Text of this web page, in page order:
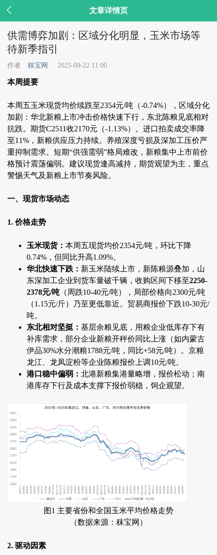
 文章详情页
供需博弈加剧：区域分化明显，玉米市场等
待新季指引
作者 秣宝网 2025-09-22 11:00
本周提要
本周五玉米现货均价续跌至2354元/吨（-0.74%），区域分化
加剧：华北新粮上市冲击价格快速下行，东北陈粮见底相对
抗跌。期货C2511收2170元（-1.13%）。进口拍卖成交率降
至11%，新粮供应压力持续。养殖深度亏损及深加工压价严
重抑制需求。短期“供强需弱”格局难改，新粮集中上市前价
格预计震荡偏弱。建议现货逢高减持，期货观望为主，重点
警惕天气及新粮上市节奏风险。
一、现货市场动态
1. 价格走势
玉米现货： 本周五现货均价2354元/吨，环比下降
0.74%，但同比升高1.09%。
华北快速下跌： 新玉米陆续上市，新陈粮源叠加，山
东深加工企业到货车量破千辆，收购区间下移至2250-
2378元/吨 （周跌10-40元/吨），局部价格向2300元/吨
（1.15元/斤）乃至更低靠近。贸易商报价下跌10-30元/
吨。
东北相对坚挺： 基层余粮见底，用粮企业低库存下有
补库需求，部分企业新粮开秤价同比上涨（如内蒙古
伊品30%水分潮粮1788元/吨，同比+58元/吨）。京粮
龙江、龙凤淀粉等企业陈粮报价上调10元/吨。
港口稳中偏弱： 北港新粮集港量略增，报价松动；南
港库存下行及成本支撑下报价弱稳，饲企观望。
图1 主要省份和全国玉米平均价格走势
（数据来源：秣宝网）
2. 驱动因素